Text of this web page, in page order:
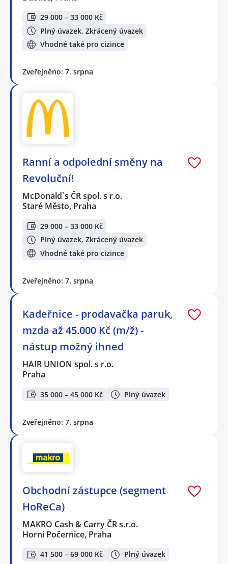
29 000 – 33 000 Kč
Plný úvazek, Zkrácený úvazek
Vhodné také pro cizince
Zveřejněno: 7. srpna
Ranní a odpolední směny na
Revoluční!
McDonald`s ČR spol. s r.o.
Staré Město, Praha
29 000 – 33 000 Kč
Plný úvazek, Zkrácený úvazek
Vhodné také pro cizince
Zveřejněno: 7. srpna
Kadeřnice - prodavačka paruk,
mzda až 45.000 Kč (m/ž) -
nástup možný ihned
HAIR UNION spol. s r.o.
Praha
35 000 – 45 000 Kč Plný úvazek
Zveřejněno: 7. srpna
Obchodní zástupce (segment
HoReCa)
MAKRO Cash & Carry ČR s.r.o.
Horní Počernice, Praha
41 500 – 69 000 Kč Plný úvazek